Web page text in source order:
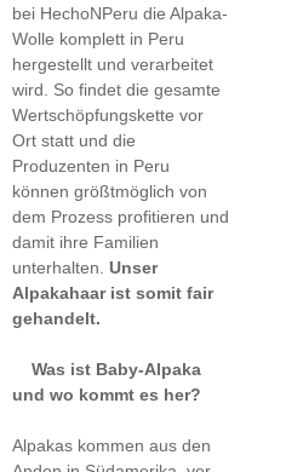
bei HechoNPeru die Alpaka-
Wolle komplett in Peru
hergestellt und verarbeitet
wird. So findet die gesamte
Wertschöpfungskette vor
Ort statt und die
Produzenten in Peru
können größtmöglich von
dem Prozess profitieren und
damit ihre Familien
unterhalten. Unser
Alpakahaar ist somit fair
gehandelt.
Was ist Baby-Alpaka
und wo kommt es her?
Alpakas kommen aus den